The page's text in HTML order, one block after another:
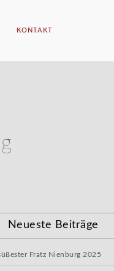
KONTAKT
Neueste Beiträge
Fratz Nienburg 2025